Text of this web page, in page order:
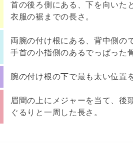
首の後ろ側にある、下を向いた
衣服の裾までの長さ。
両腕の付け根にある、背中側の
手首の小指側のあるでっぱった
腕の付け根の下で最も太い位置
眉間の上にメジャーを当て、後
ぐるりと一周した長さ。